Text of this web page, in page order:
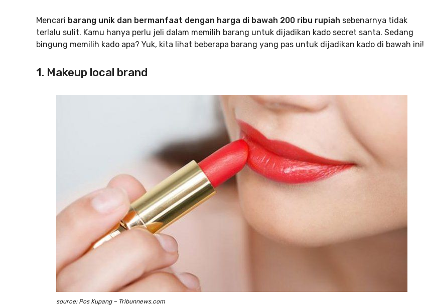
Mencari barang unik dan bermanfaat dengan harga di bawah 200 ribu rupiah sebenarnya tidak
terlalu sulit. Kamu hanya perlu jeli dalam memilih barang untuk dijadikan kado secret santa. Sedang
bingung memilih kado apa? Yuk, kita lihat beberapa barang yang pas untuk dijadikan kado di bawah ini!
1. Makeup local brand
source: Pos Kupang – Tribunnews.com